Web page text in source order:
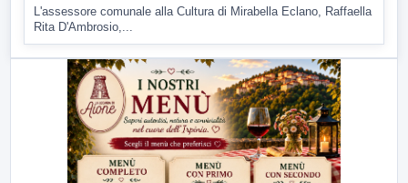
L'assessore comunale alla Cultura di Mirabella Eclano, Raffaella
Rita D'Ambrosio,...